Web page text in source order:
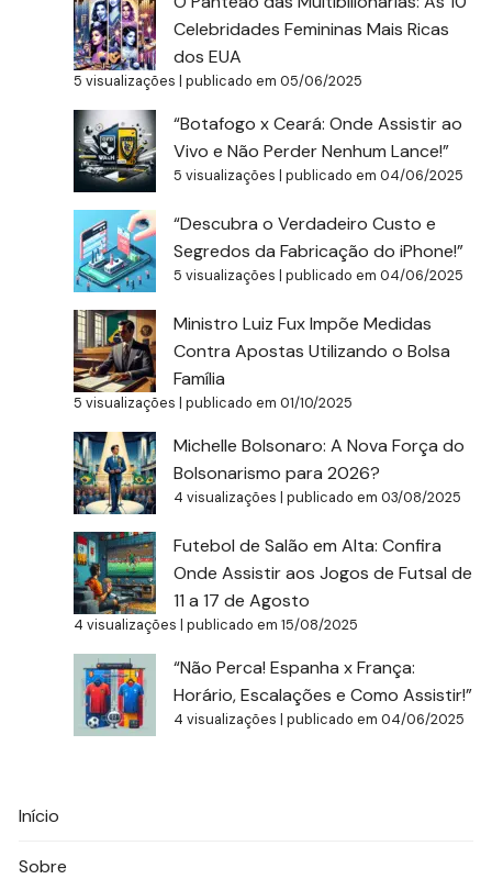
Celebridades Femininas Mais Ricas
dos EUA
5 visualizações |publicado em 05/06/2025
“Botafogo x Ceará: Onde Assistir ao
Vivo e Não Perder Nenhum Lance!”
5 visualizações |publicado em 04/06/2025
“Descubra o Verdadeiro Custo e
Segredos da Fabricação do iPhone!”
5 visualizações |publicado em 04/06/2025
Ministro Luiz Fux Impõe Medidas
Contra Apostas Utilizando o Bolsa
Família
5 visualizações |publicado em 01/10/2025
Michelle Bolsonaro: A Nova Força do
Bolsonarismo para 2026?
4 visualizações |publicado em 03/08/2025
Futebol de Salão em Alta: Confira
Onde Assistir aos Jogos de Futsal de
11 a 17 de Agosto
4 visualizações |publicado em 15/08/2025
“Não Perca! Espanha x França:
Horário, Escalações e Como Assistir!”
4 visualizações |publicado em 04/06/2025
Início
Sobre